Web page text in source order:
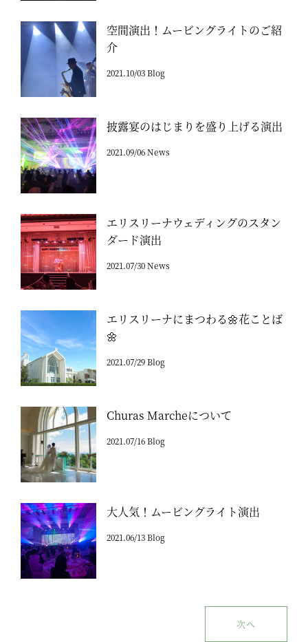
空間演出！ムービングライトのご紹
介
2021.10/03 Blog
披露宴のはじまりを盛り上げる演出
2021.09/06 News
エリスリーナウェディングのスタン
ダード演出
2021.07/30 News
エリスリーナにまつわる🌼花ことば
🌼
2021.07/29 Blog
Churas Marcheについて
2021.07/16 Blog
大人気！ムービングライト演出
2021.06/13 Blog
次へ